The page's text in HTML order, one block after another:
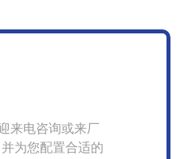
来电咨询或来厂
为您配置合适的